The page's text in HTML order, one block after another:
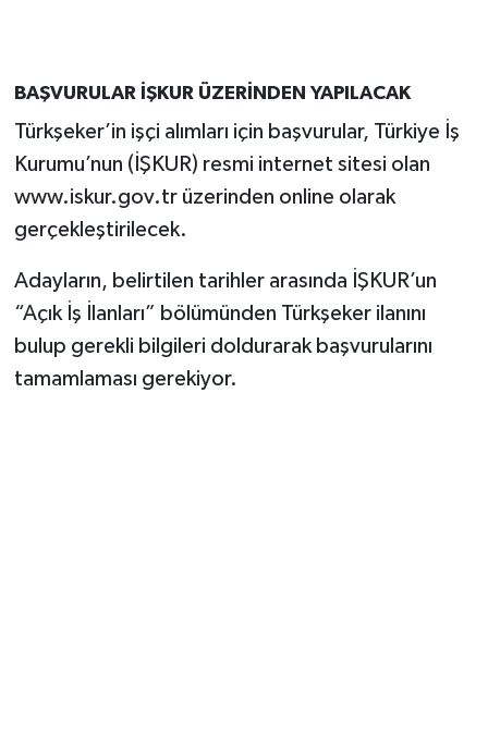
BAŞVURULAR İŞKUR ÜZERİNDEN YAPILACAK
Türkşeker’in işçi alımları için başvurular, Türkiye İş
Kurumu’nun (İŞKUR) resmi internet sitesi olan
www.iskur.gov.tr üzerinden online olarak
gerçekleştirilecek.
Adayların, belirtilen tarihler arasında İŞKUR’un
“Açık İş İlanları” bölümünden Türkşeker ilanını
bulup gerekli bilgileri doldurarak başvurularını
tamamlaması gerekiyor.